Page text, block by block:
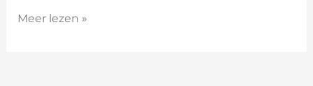
Meer lezen »